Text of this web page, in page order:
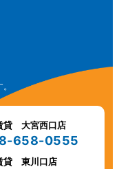
貸 大宮西口店
658-0555
貸 東川口店